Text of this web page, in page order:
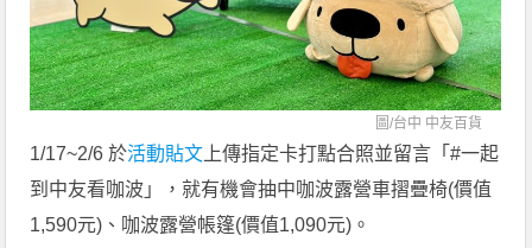
圖/台中 中友百貨
1/17~2/6 於活動貼文 上傳指定卡打點合照並留言「#一起
到中友看咖波」，就有機會抽中咖波露營車摺疊椅(價值
1,590元)、咖波露營帳篷(價值1,090元)。